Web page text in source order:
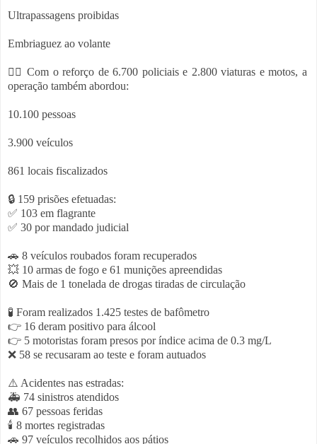
Ultrapassagens proibidas
Embriaguez ao volante
👮‍♂️ Com o reforço de 6.700 policiais e 2.800 viaturas e motos, a
operação também abordou:
10.100 pessoas
3.900 veículos
861 locais fiscalizados
🔒 159 prisões efetuadas:
✅ 103 em flagrante
✅ 30 por mandado judicial
🚗 8 veículos roubados foram recuperados
💥 10 armas de fogo e 61 munições apreendidas
🚫 Mais de 1 tonelada de drogas tiradas de circulação
🧪 Foram realizados 1.425 testes de bafômetro
👉 16 deram positivo para álcool
👉 5 motoristas foram presos por índice acima de 0.3 mg/L
❌ 58 se recusaram ao teste e foram autuados
⚠️ Acidentes nas estradas:
🚑 74 sinistros atendidos
👥 67 pessoas feridas
🕯️ 8 mortes registradas
🚗 97 veículos recolhidos aos pátios